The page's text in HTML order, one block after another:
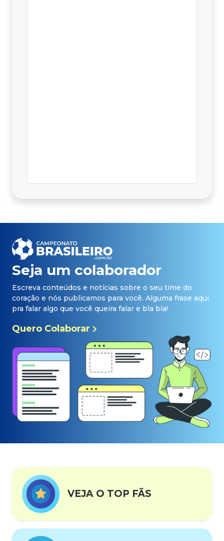
Seja um colaborador
Escreva conteúdos e notícias sobre o seu time do
coração e nós publicamos para você. Alguma frase aqui
pra falar algo que você queira falar e bla bla!
Quero Colaborar
VEJA O TOP FÃS